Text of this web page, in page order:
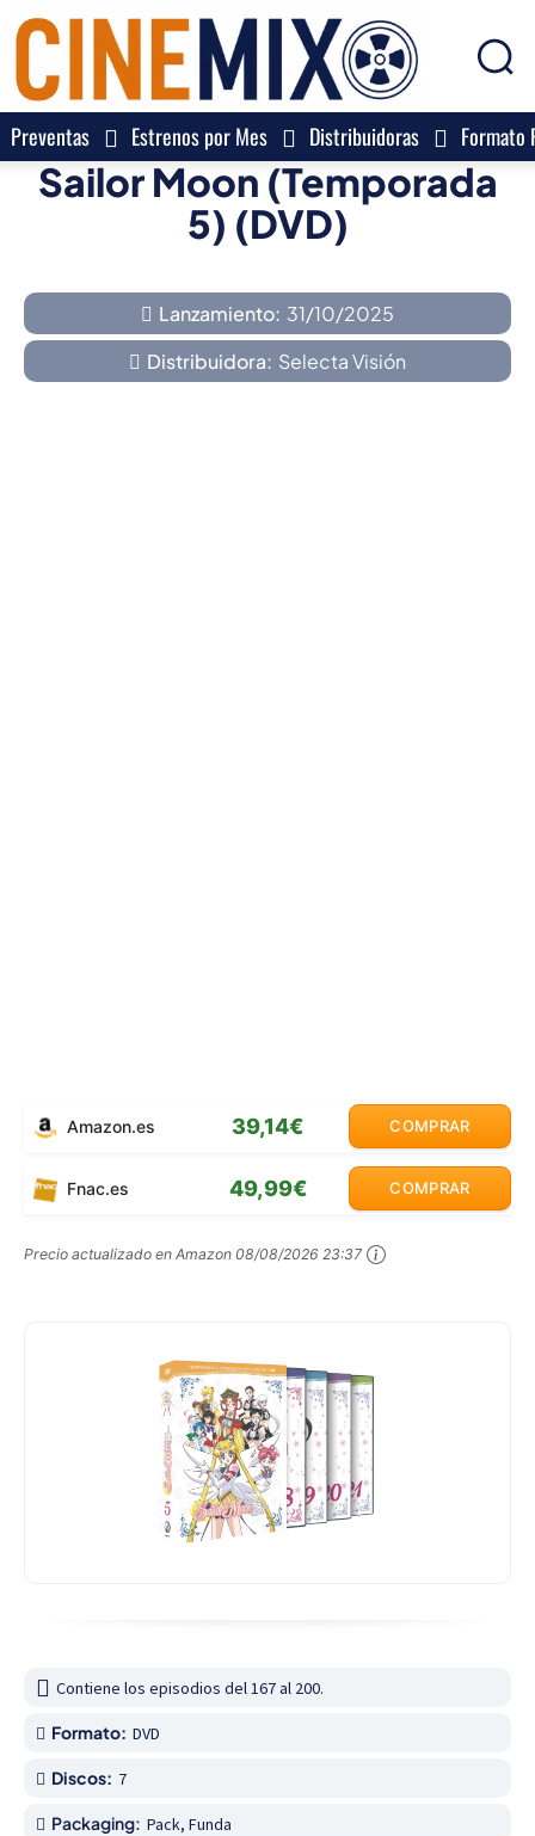
Preventas Estrenos por Mes Distribuidoras Formato
Sailor Moon (Temporada
5) (DVD)
Lanzamiento: 31/10/2025
Distribuidora: Selecta Visión
Amazon.es 39,14€ COMPRAR
Fnac.es 49,99€ COMPRAR
Precio actualizado en Amazon 08/08/2026 23:37
Contiene los episodios del 167 al 200.
Formato: DVD
Discos: 7
Packaging: Pack, Funda